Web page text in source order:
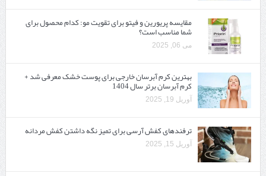
مقایسه پریورین و فیتو برای تقویت مو: کدام محصول برای
شما مناسب است؟
می 06, 2025
بهترین کرم آبرسان خارجی برای پوست خشک معرفی شد +
کرم آبرسان برتر سال 1404
آوریل 19, 2025
ترفندهای کفش آرسی برای تمیز نگه داشتن کفش مردانه
آوریل 15, 2025